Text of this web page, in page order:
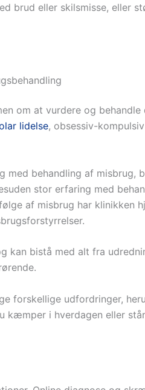
brud eller skilsmisse, eller
om at vurdere og
lidelse, obsessiv-
med behandling af misbrug,
stor erfaring med
af misbrug har klinikken
kan bistå med alt fra
forskellige udfordringer,
i hverdagen eller